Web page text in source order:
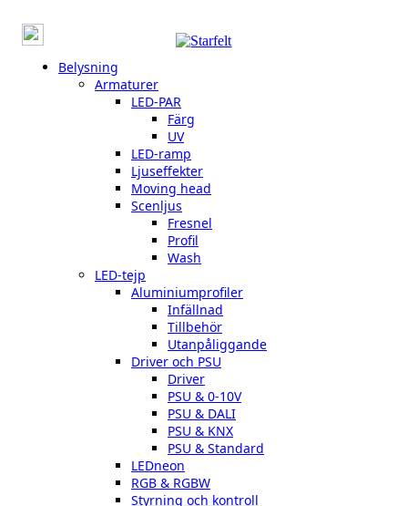
Belysning
Armaturer
LED-PAR
Färg
UV
LED-ramp
Ljuseffekter
Moving head
Scenljus
Fresnel
Profil
Wash
LED-tejp
Aluminiumprofiler
Infällnad
Tillbehör
Utanpåliggande
Driver och PSU
Driver
PSU & 0-10V
PSU & DALI
PSU & KNX
PSU & Standard
LEDneon
RGB & RGBW
Styrning och kontroll